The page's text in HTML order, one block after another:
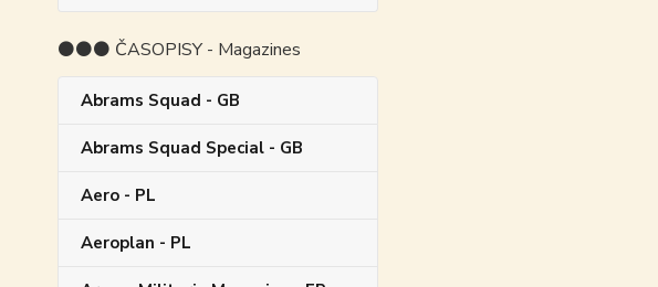
⚫⚫⚫ ČASOPISY - Magazines
Abrams Squad - GB
Abrams Squad Special - GB
Aero - PL
Aeroplan - PL